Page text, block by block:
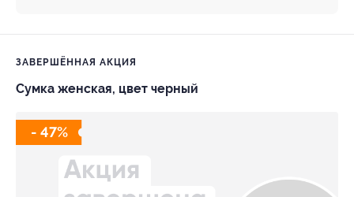
ЗАВЕРШЁННАЯ АКЦИЯ
Сумка женская, цвет черный
- 47%